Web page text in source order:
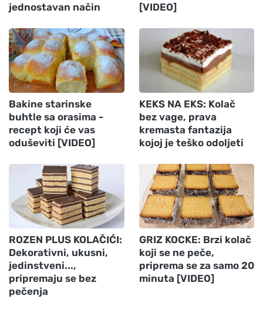
jednostavan način
[VIDEO]
Bakine starinske
buhtle sa orasima -
recept koji će vas
oduševiti [VIDEO]
KEKS NA EKS: Kolač
bez vage, prava
kremasta fantazija
kojoj je teško odoljeti
ROZEN PLUS KOLAČIĆI:
Dekorativni, ukusni,
jedinstveni...,
pripremaju se bez
pečenja
GRIZ KOCKE: Brzi kolač
koji se ne peče,
priprema se za samo 20
minuta [VIDEO]